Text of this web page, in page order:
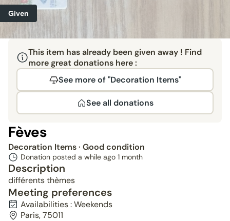
Given
This item has already been given away ! Find
more great donations here :
See more of "Decoration Items"
See all donations
Fèves
Decoration Items· Good condition
Donation posted a while ago 1 month
Description
différents thèmes
Meeting preferences
Availabilities : Weekends
Paris, 75011